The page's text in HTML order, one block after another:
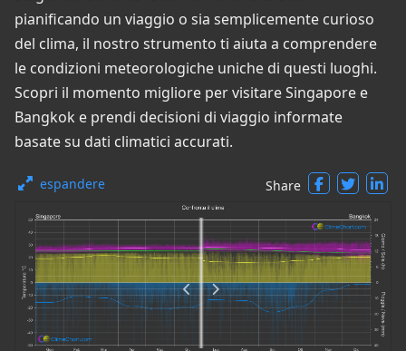
pianificando un viaggio o sia semplicemente curioso
del clima, il nostro strumento ti aiuta a comprendere
le condizioni meteorologiche uniche di questi luoghi.
Scopri il momento migliore per visitare Singapore e
Bangkok e prendi decisioni di viaggio informate
basate su dati climatici accurati.
espandere Share